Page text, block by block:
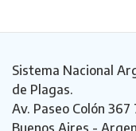
Sistema Nacional
de Plagas.
Av. Paseo Colón 367